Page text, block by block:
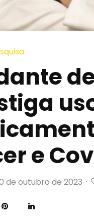
e
de outubro de 2023 ·